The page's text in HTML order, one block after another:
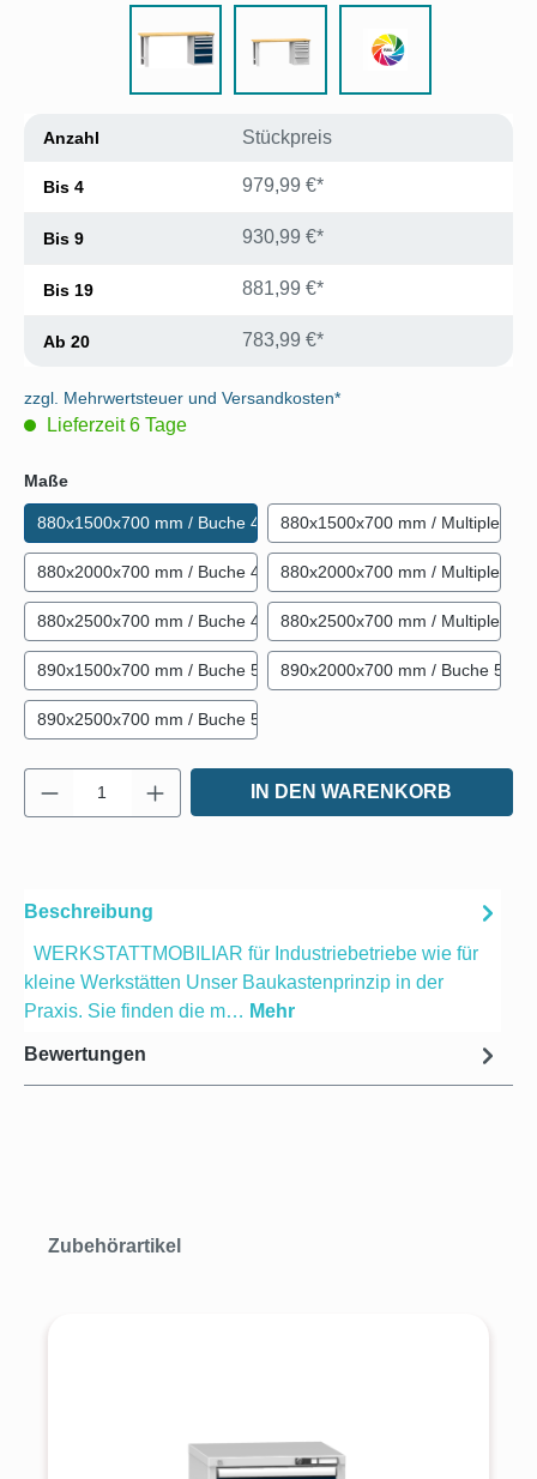
Anzahl Stückpreis
Bis 4 979,99 €*
Bis 9 930,99 €*
Bis 19 881,99 €*
Ab 20 783,99 €*
zzgl. Mehrwertsteuer und Versandkosten*
Lieferzeit 6 Tage
Maßeauswählen
880x1500x700 mm / Buche 40 mm880x1500x700 mm / Multiplex 40
880x2000x700 mm / Buche 40 mm880x2000x700 mm / Multiplex 40
880x2500x700 mm / Buche 40 mm880x2500x700 mm / Multiplex 40
890x1500x700 mm / Buche 50 mm890x2000x700 mm / Buche 50
890x2500x700 mm / Buche 50 mm
Produkt Anzahl: Gib den gewünschten
IN DEN WARENKORB
Beschreibung
WERKSTATTMOBILIAR für Industriebetriebe wie für
kleine Werkstätten Unser Baukastenprinzip in der
Praxis. Sie finden die m… Mehr
Bewertungen
Produktgalerie überspringen
Zubehörartikel